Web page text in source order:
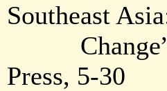
Southeast
Change”
Press, 5-30